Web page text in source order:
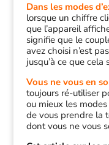
Dans les modes
lorsque un chiffre
que l’appareil
signifie que le
avez choisi n’est
jusqu’à ce que cela
Vous ne vous en
toujours ré-utiliser
ou mieux les
de vous prendre la
dont vous ne vous